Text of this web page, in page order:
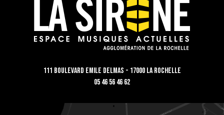
111 Boulevard Emile Delmas - 17000 La Rochelle
05 46 56 46 62